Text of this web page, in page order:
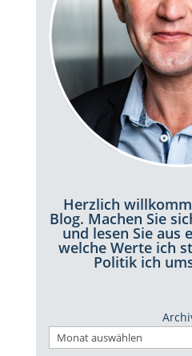
Herzlich
Blog. Machen Sie
und lesen Sie aus
welche Werte ich
Politik ich